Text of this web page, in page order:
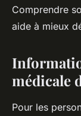
Comprendre
aide à mieux
médicale
Pour les